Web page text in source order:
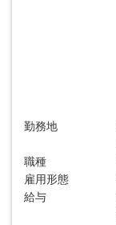
勤務地
職種
雇用形態
給与